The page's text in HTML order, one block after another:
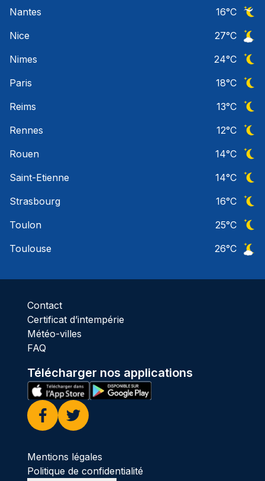
Nantes
16°C
Nice
27°C
Nimes
24°C
Paris
18°C
Reims
13°C
Rennes
12°C
Rouen
14°C
Saint-Etienne
14°C
Strasbourg
16°C
Toulon
25°C
Toulouse
26°C
Contact
Certificat d’intempérie
Météo-villes
FAQ
Télécharger nos applications
Facebook
Twitter
Mentions légales
Politique de confidentialité